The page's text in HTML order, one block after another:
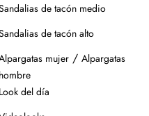
materiales naturales
específicos.
de tacón medio
de tacón alto
mujer / Alpargatas
hombre
Look del día